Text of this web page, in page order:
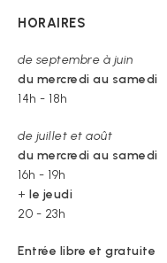
HORAIRES
de septembre à juin
du mercredi au samedi
14h - 18h
de juillet et août
du mercredi au samedi
16h - 19h
+ le jeudi
20 - 23h
Entrée libre et gratuite